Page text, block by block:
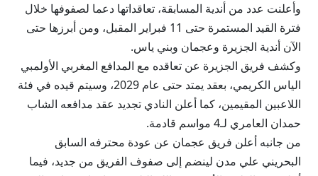
وأعلنت عدد من أندية المسابقة، تعاقداتها دعما لصفوفها خلال
فترة القيد المستمرة حتى 11 فبراير المقبل، ومن أبرزها حتى
الآن أندية الجزيرة وعجمان وبني ياس.
وكشف فريق الجزيرة عن تعاقده مع المدافع المغربي الأولمبي
الياس الكريمي، بعقد يمتد حتى عام 2029، وسيتم قيده في فئة
اللاعبين المقيمين، كما أعلن النادي تجديد عقد مدافعه الشاب
حمدان العامري لـ4 مواسم قادمة.
من جانبه أعلن فريق عجمان عن عودة محترفه السابق
البحريني علي مدن لينضم إلى صفوف الفريق من جديد، فيما